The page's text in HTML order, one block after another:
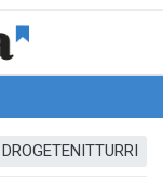
DROGETENITTURRI